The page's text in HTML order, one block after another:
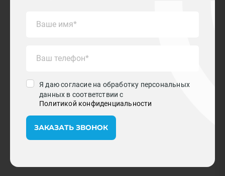
Я даю согласие на обработку персональных
данных в соответствии с
Политикой конфиденциальности
ЗАКАЗАТЬ ЗВОНОК